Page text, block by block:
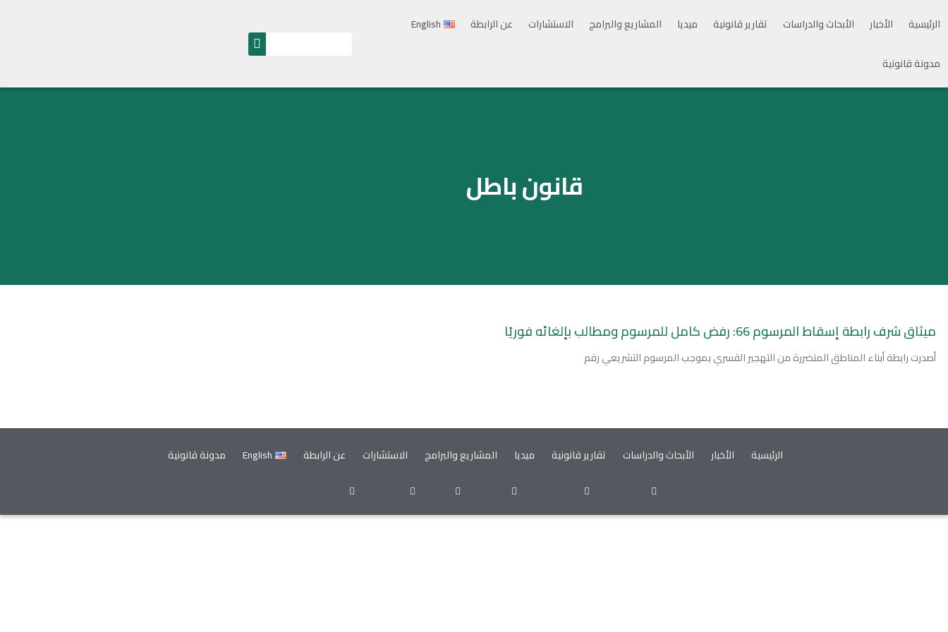
الرئيسية الأخبار الأبحاث والدراسات تقارير قانونية ميديا المشاريع والبرامج الاستشارات عن الرابطة English
مدونة قانونية
قانون باطل
ميثاق شرف رابطة إسقاط المرسوم 66: رفض كامل للمرسوم ومطالب بإلغائه فوريًا
أصدرت رابطة أبناء المناطق المتضررة من التهجير القسري بموجب المرسوم التشريعي رقم
الرئيسية الأخبار الأبحاث والدراسات تقارير قانونية ميديا المشاريع والبرامج الاستشارات عن الرابطة English مدونة قانونية